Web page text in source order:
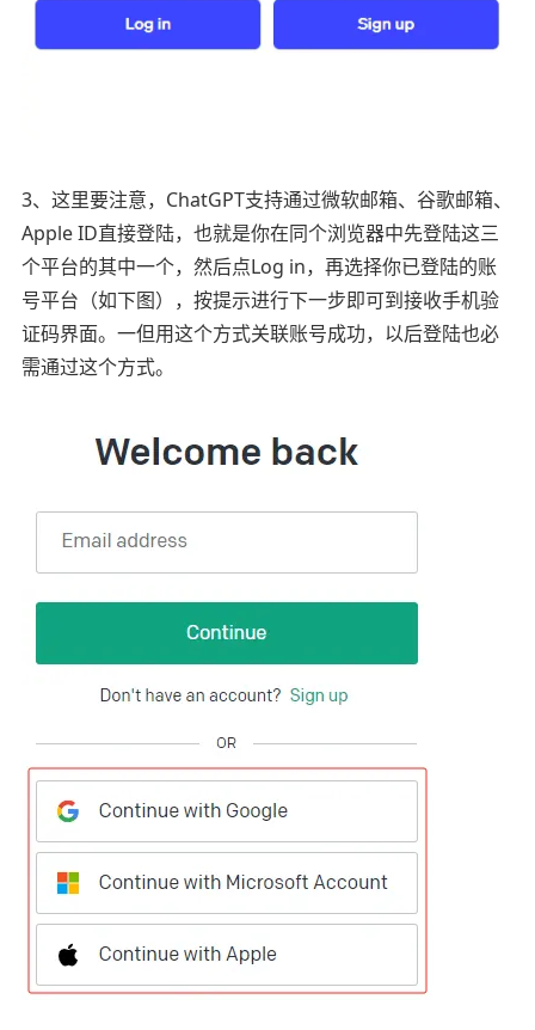
3、这里要注意，ChatGPT支持通过微软邮箱、谷歌邮箱、
Apple ID直接登陆，也就是你在同个浏览器中先登陆这三
个平台的其中一个，然后点Log in，再选择你已登陆的账
号平台（如下图），按提示进行下一步即可到接收手机验
证码界面。一但用这个方式关联账号成功，以后登陆也必
需通过这个方式。